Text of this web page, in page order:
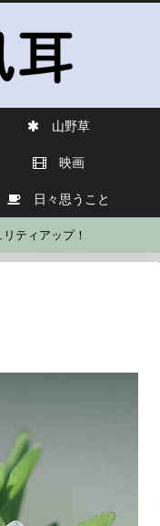
山野草
映画
日々思うこと
ティアップ！